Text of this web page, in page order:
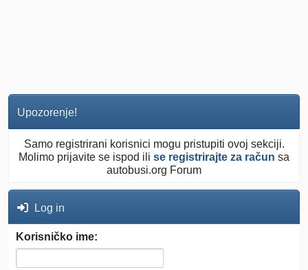
Upozorenje!
Samo registrirani korisnici mogu pristupiti ovoj sekciji.
Molimo prijavite se ispod ili se registrirajte za račun sa
autobusi.org Forum
Log in
Korisničko ime: